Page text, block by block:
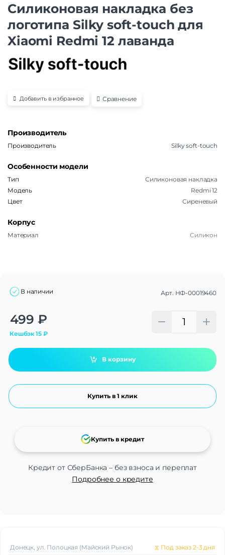
Силиконовая накладка без
логотипа Silky soft-touch для
Xiaomi Redmi 12 лаванда
Добавить в избранное Сравнение
Производитель
Производитель Silky soft-touch
Особенности модели
Тип
Силиконовая накладка
Модель
Redmi 12
Цвет
Сиреневый
Корпус
Материал Силикон
В наличии Арт. НФ-00019460
499 ₽
Кешбэк15₽
В корзину
Купить в 1 клик
Кредит от СберБанка – без взноса и переплат
Подробнее о кредите
Купить в кредит
Alternative:
Донецк, ул. Полоцкая (Майский Рынок) ⧖ Под заказ 2-3 дня